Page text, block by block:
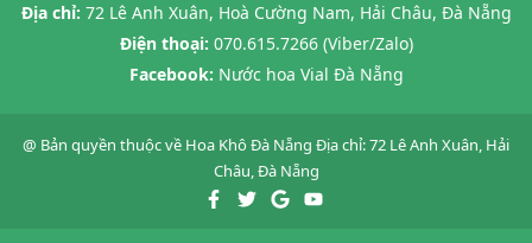
Địa chỉ: 72 Lê Anh Xuân, Hoà Cường Nam, Hải Châu, Đà Nẵng
Điện thoại: 070.615.7266 (Viber/Zalo)
Facebook: Nước hoa Vial Đà Nẵng
@ Bản quyền thuộc về Hoa Khô Đà Nẵng Địa chỉ: 72 Lê Anh Xuân, Hải
Châu, Đà Nẵng